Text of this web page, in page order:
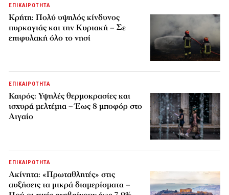
ΕΠΙΚΑΙΡΟΤΗΤΑ
Κρήτη: Πολύ υψηλός κίνδυνος
πυρκαγιάς και την Κυριακή – Σε
επιφυλακή όλο το νησί
ΕΠΙΚΑΙΡΟΤΗΤΑ
Καιρός: Υψηλές θερμοκρασίες και
ισχυρά μελτέμια – Έως 8 μποφόρ στο
Αιγαίο
ΕΠΙΚΑΙΡΟΤΗΤΑ
Ακίνητα: «Πρωταθλητές» στις
αυξήσεις τα μικρά διαμερίσματα –